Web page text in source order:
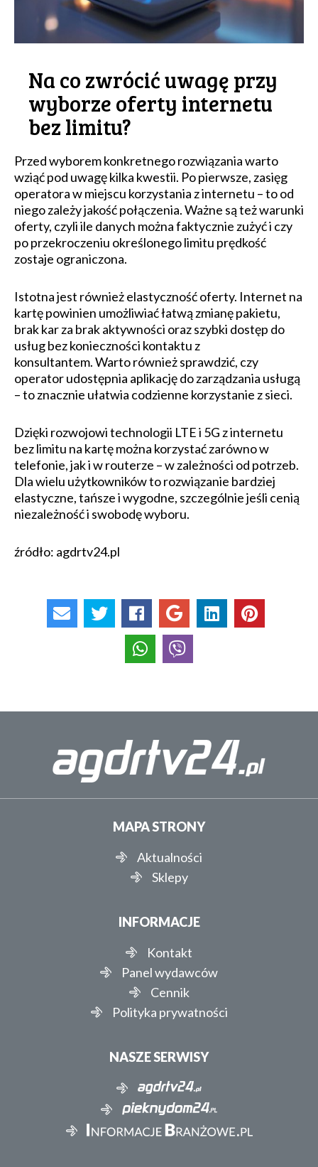
Na co zwrócić uwagę przy
wyborze oferty internetu
bez limitu?
Przed wyborem konkretnego rozwiązania warto
wziąć pod uwagę kilka kwestii. Po pierwsze, zasięg
operatora w miejscu korzystania z internetu – to od
niego zależy jakość połączenia. Ważne są też warunki
oferty, czyli ile danych można faktycznie zużyć i czy
po przekroczeniu określonego limitu prędkość
zostaje ograniczona.
Istotna jest również elastyczność oferty. Internet na
kartę powinien umożliwiać łatwą zmianę pakietu,
brak kar za brak aktywności oraz szybki dostęp do
usług bez konieczności kontaktu z
konsultantem. Warto również sprawdzić, czy
operator udostępnia aplikację do zarządzania usługą
– to znacznie ułatwia codzienne korzystanie z sieci.
Dzięki rozwojowi technologii LTE i 5G z internetu
bez limitu na kartę można korzystać zarówno w
telefonie, jak i w routerze – w zależności od potrzeb.
Dla wielu użytkowników to rozwiązanie bardziej
elastyczne, tańsze i wygodne, szczególnie jeśli cenią
niezależność i swobodę wyboru.
źródło: agdrtv24.pl
MAPA STRONY
Aktualności
Sklepy
INFORMACJE
Kontakt
Panel wydawców
Cennik
Polityka prywatności
NASZE SERWISY